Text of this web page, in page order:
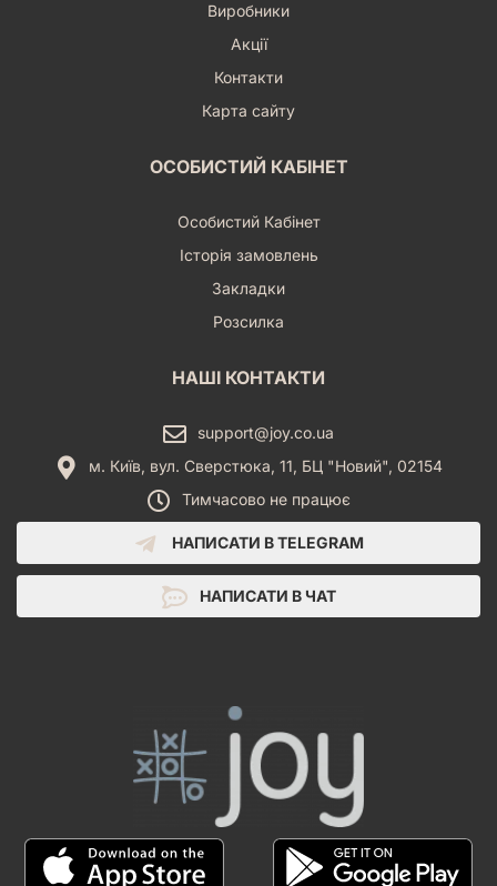
Виробники
Акції
Контакти
Карта сайту
ОСОБИСТИЙ КАБІНЕТ
Особистий Кабінет
Історія замовлень
Закладки
Розсилка
НАШІ КОНТАКТИ
support@joy.co.ua
м. Київ, вул. Сверстюка, 11, БЦ "Новий", 02154
Тимчасово не працює
НАПИСАТИ В TELEGRAM
НАПИСАТИ В ЧАТ